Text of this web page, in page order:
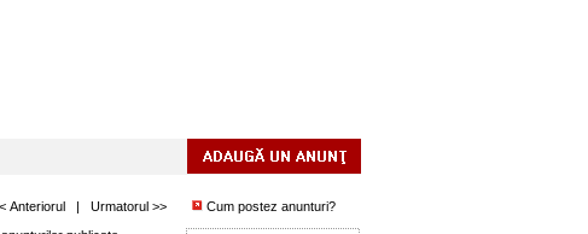
Anteriorul| Urmatorul >>
Cum postez anunturi?